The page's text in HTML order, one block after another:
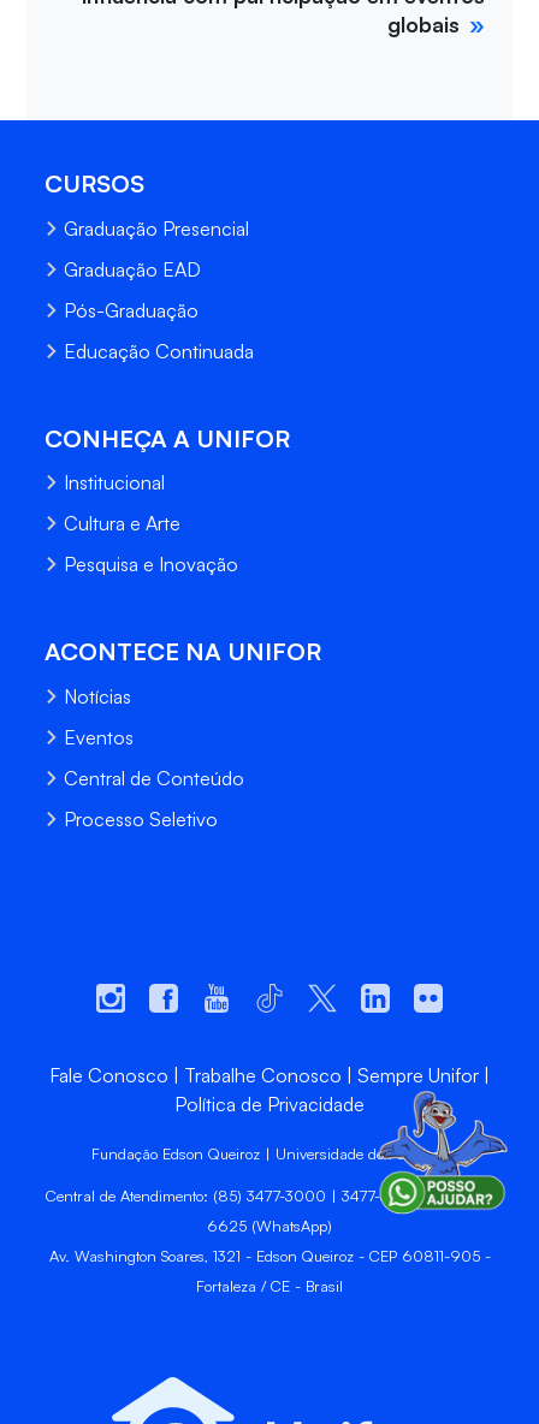
globais
CURSOS
Graduação Presencial
Graduação EAD
Pós-Graduação
Educação Continuada
CONHEÇA A UNIFOR
Institucional
Cultura e Arte
Pesquisa e Inovação
ACONTECE NA UNIFOR
Notícias
Eventos
Central de Conteúdo
Processo Seletivo
Fale Conosco Trabalhe Conosco
Sempre Unifor
Política de Privacidade
Fundação Edson Queiroz | Universidade de Fortaleza
Central de Atendimento: (85) 3477-3000 | 3477-3400 | 99246-
6625 (WhatsApp)
Av. Washington Soares, 1321 - Edson Queiroz - CEP 60811-905 -
Fortaleza / CE - Brasil